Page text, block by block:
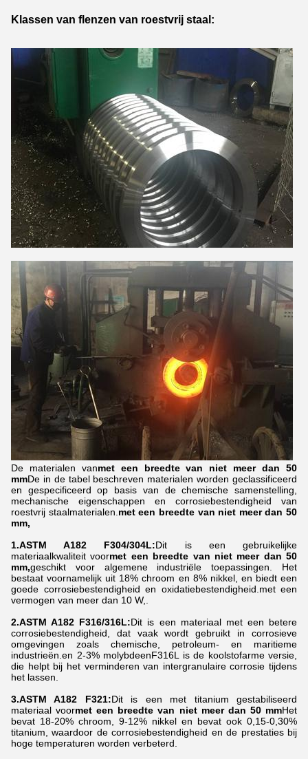
Klassen van flenzen van roestvrij staal:
De materialen vanmet een breedte van niet meer dan 50
mmDe in de tabel beschreven materialen worden geclassificeerd
en gespecificeerd op basis van de chemische samenstelling,
mechanische eigenschappen en corrosiebestendigheid van
roestvrij staalmaterialen. met een breedte van niet meer dan 50
mm,
1.ASTM A182 F304/304L:Dit is een gebruikelijke
materiaalkwaliteit voormet een breedte van niet meer dan 50
mm,geschikt voor algemene industriële toepassingen. Het
bestaat voornamelijk uit 18% chroom en 8% nikkel, en biedt een
goede corrosiebestendigheid en oxidatiebestendigheid.met een
vermogen van meer dan 10 W,.
2.ASTM A182 F316/316L:Dit is een materiaal met een betere
corrosiebestendigheid, dat vaak wordt gebruikt in corrosieve
omgevingen zoals chemische, petroleum- en maritieme
industrieën.en 2-3% molybdeenF316L is de koolstofarme versie,
die helpt bij het verminderen van intergranulaire corrosie tijdens
het lassen.
3.ASTM A182 F321:Dit is een met titanium gestabiliseerd
materiaal voormet een breedte van niet meer dan 50 mmHet
bevat 18-20% chroom, 9-12% nikkel en bevat ook 0,15-0,30%
titanium, waardoor de corrosiebestendigheid en de prestaties bij
hoge temperaturen worden verbeterd.